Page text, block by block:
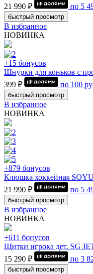
21 990 ₽ по 5
быстрый просмотр
В избранное
НОВИНКА
+15 бонусов
Шнурки для коньков с
399 ₽
по 100
быстрый просмотр
В избранное
НОВИНКА
+879 бонусов
Клюшка хоккейная
21 990 ₽
по 5
быстрый просмотр
В избранное
НОВИНКА
+611 бонусов
Щитки игрока дет. SG
15 290 ₽
по 3
быстрый просмотр